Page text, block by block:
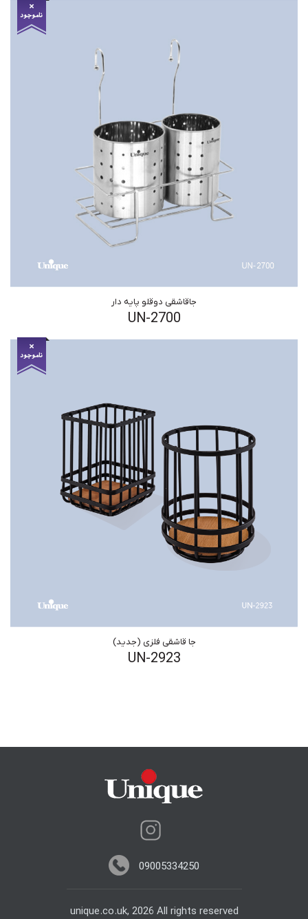
جاقاشقی دوقلو پایه دار
UN-2700
جا قاشقی فلزی (جدید)
UN-2923
09005334250
unique.co.uk, 2026 All rights reserved